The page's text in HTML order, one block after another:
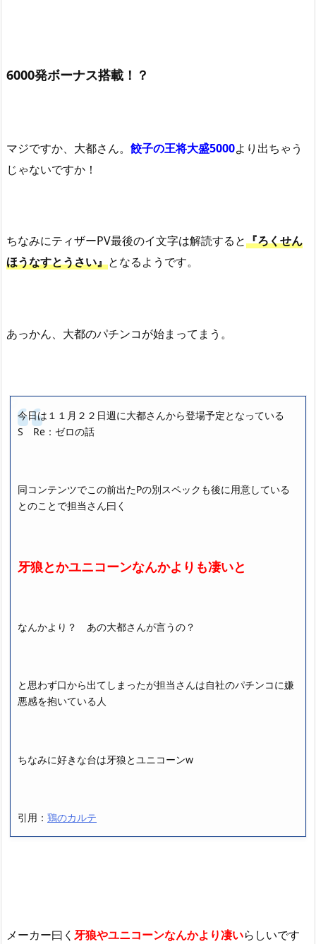
6000発ボーナス搭載！？
マジですか、大都さん。 餃子の王将大盛5000より出ちゃう
じゃないですか！
ちなみにティザーPV最後のイ文字は解読すると『ろくせん
ほうなすとうさい』となるようです。
あっかん、大都のパチンコが始まってまう。
今日は１１月２２日週に大都さんから登場予定となっている
S Re：ゼロの話
同コンテンツでこの前出たPの別スペックも後に用意している
とのことで担当さん曰く
牙狼とかユニコーンなんかよりも凄いと
なんかより？ あの大都さんが言うの？
と思わず口から出てしまったが担当さんは自社のパチンコに嫌
悪感を抱いている人
ちなみに好きな台は牙狼とユニコーンw
引用： 鶏のカルテ
メーカー曰く 牙狼やユニコーンなんかより凄いらしいです